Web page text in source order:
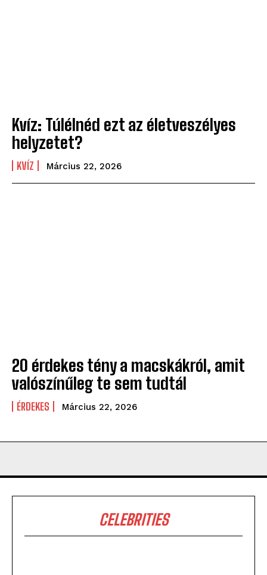
Kvíz: Túlélnéd ezt az életveszélyes
helyzetet?
KVÍZ Március 22, 2026
20 érdekes tény a macskákról, amit
valószínűleg te sem tudtál
ÉRDEKES Március 22, 2026
CELEBRITIES